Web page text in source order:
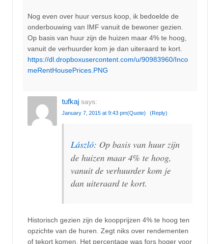
Nog even over huur versus koop, ik bedoelde de
onderbouwing van IMF vanuit de bewoner gezien.
Op basis van huur zijn de huizen maar 4% te hoog,
vanuit de verhuurder kom je dan uiteraard te kort.
https://dl.dropboxusercontent.com/u/90983960/Inco
meRentHousePrices.PNG
tufkaj says:
January 7, 2015 at 9:43 pm(Quote) (Reply)
László: Op basis van huur zijn
de huizen maar 4% te hoog,
vanuit de verhuurder kom je
dan uiteraard te kort.
Historisch gezien zijn de koopprijzen 4% te hoog ten
opzichte van de huren. Zegt niks over rendementen
of tekort komen. Het percentage was fors hoger voor